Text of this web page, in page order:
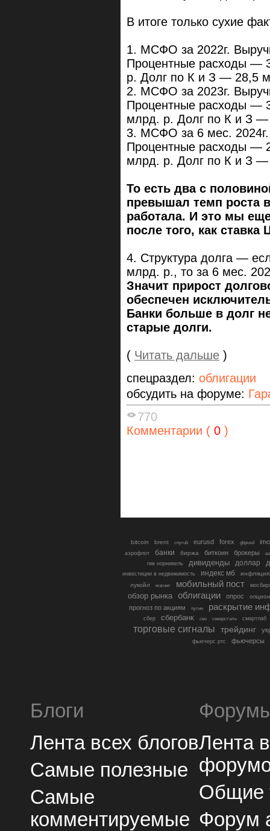
В итоге только сухие
1. МСФО за 2022г.
Процентные расходы —
р. Долг по К и З — 28,5
2. МСФО за 2023г.
Процентные расходы —
млрд. р. Долг по К и З
3. МСФО за 6 мес.
Процентные расходы —
млрд. р. Долг по К и З
То есть два с
превышал темп роста
работала. И это мы еще
после того, как ставка
4. Структура долга —
млрд. р., то за 6 мес.
Значит прирост
обеспечен
Банки больше в долг
старые долги.
( Читать дальше )
спецраздел: облигации
обсудить на форуме:
770
Комментарии ( 0 )
bitcoin brent cnyrub eurusd forex gbpusd
аэрофлот банки биржа биткоин брокеры
гмк норникель
дивиденды доллар
инвестиции в недвижимость индекс мб
инфляция
лукойл
магнит мобильный пост
обзор рынка облигации опрос
прогноз по акциям путин раскрытие
сбер сбербанк сво северсталь смартлаб
торговые сигналы трейдинг
фьючерс ртс фьючерсы
Блоги
Лента всех блогов
Самые полезные
Самые
комментируемые
Лента
Общие
Форум